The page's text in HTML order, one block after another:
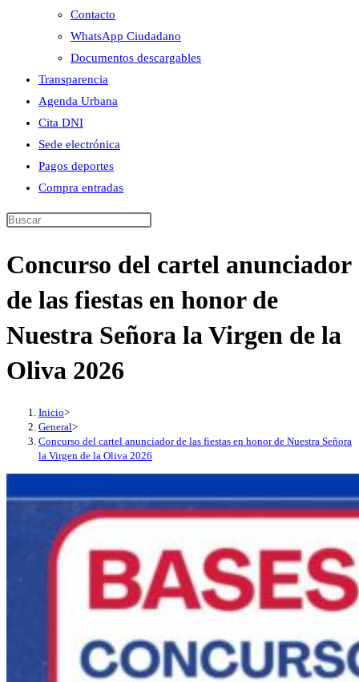
Contacto
WhatsApp Ciudadano
Documentos descargables
Transparencia
Agenda Urbana
Cita DNI
Sede electrónica
Pagos deportes
Compra entradas
Buscar
esta
Concurso del cartel anunciador
de las fiestas en honor de
Nuestra Señora la Virgen de la
Oliva 2026
Inicio>
General>
Concurso del cartel anunciador de las fiestas en honor de Nuestra Señora
la Virgen de la Oliva 2026